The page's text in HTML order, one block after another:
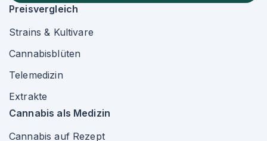
Preisvergleich
Strains & Kultivare
Cannabisblüten
Telemedizin
Extrakte
Cannabis als Medizin
Cannabis auf Rezept